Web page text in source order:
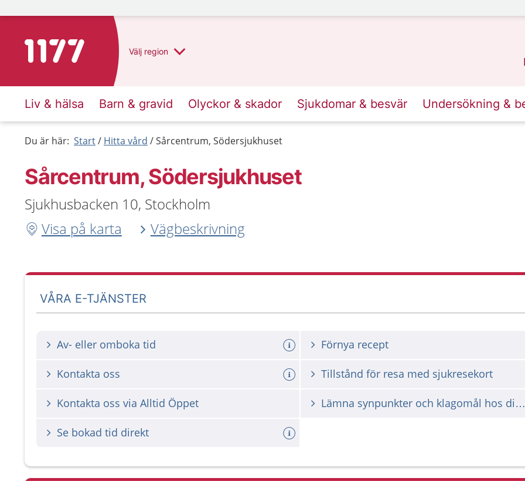
Till startsidan för 1177 Välj region
Liv & hälsa Barn & gravid Olyckor & skador Sjukdomar & besvär Undersökning &
Du är här: Start Hitta vård Sårcentrum, Södersjukhuset
Sårcentrum, Södersjukhuset
Sjukhusbacken 10, Stockholm
Visa på karta
Vägbeskrivning
VÅRA E-TJÄNSTER
Av- eller omboka tid Förnya recept
Kontakta oss Tillstånd för resa med sjukresekort
Kontakta oss via Alltid Öppet Lämna synpunkter och klagomål hos din vårdgivare
Se bokad tid direkt